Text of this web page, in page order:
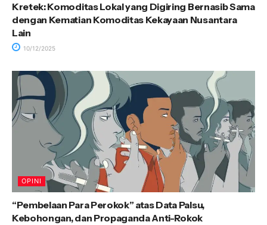
Kretek: Komoditas Lokal yang Digiring Bernasib Sama
dengan Kematian Komoditas Kekayaan Nusantara
Lain
10/12/2025
OPINI
“Pembelaan Para Perokok” atas Data Palsu,
Kebohongan, dan Propaganda Anti-Rokok